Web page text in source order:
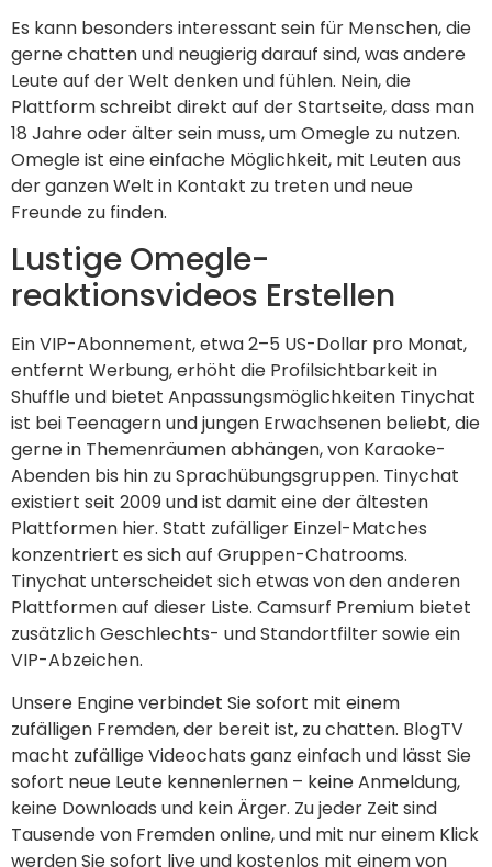
Es kann besonders interessant sein für Menschen, die
gerne chatten und neugierig darauf sind, was andere
Leute auf der Welt denken und fühlen. Nein, die
Plattform schreibt direkt auf der Startseite, dass man
18 Jahre oder älter sein muss, um Omegle zu nutzen.
Omegle ist eine einfache Möglichkeit, mit Leuten aus
der ganzen Welt in Kontakt zu treten und neue
Freunde zu finden.
Lustige Omegle-
reaktionsvideos Erstellen
Ein VIP-Abonnement, etwa 2–5 US-Dollar pro Monat,
entfernt Werbung, erhöht die Profilsichtbarkeit in
Shuffle und bietet Anpassungsmöglichkeiten Tinychat
ist bei Teenagern und jungen Erwachsenen beliebt, die
gerne in Themenräumen abhängen, von Karaoke-
Abenden bis hin zu Sprachübungsgruppen. Tinychat
existiert seit 2009 und ist damit eine der ältesten
Plattformen hier. Statt zufälliger Einzel-Matches
konzentriert es sich auf Gruppen-Chatrooms.
Tinychat unterscheidet sich etwas von den anderen
Plattformen auf dieser Liste. Camsurf Premium bietet
zusätzlich Geschlechts- und Standortfilter sowie ein
VIP-Abzeichen.
Unsere Engine verbindet Sie sofort mit einem
zufälligen Fremden, der bereit ist, zu chatten. BlogTV
macht zufällige Videochats ganz einfach und lässt Sie
sofort neue Leute kennenlernen – keine Anmeldung,
keine Downloads und kein Ärger. Zu jeder Zeit sind
Tausende von Fremden online, und mit nur einem Klick
werden Sie sofort live und kostenlos mit einem von